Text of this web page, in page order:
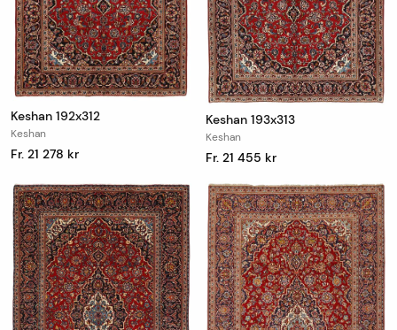
Keshan 192x312
Keshan
Fr. 21 278 kr
Keshan 193x313
Keshan
Fr. 21 455 kr